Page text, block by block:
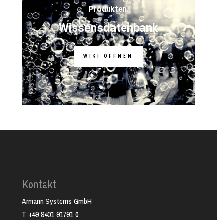
Produkten.
Wissensdatenbank
WIKI ÖFFNEN
Kontakt
Armann Systems GmbH
T +49 9401 91791 0